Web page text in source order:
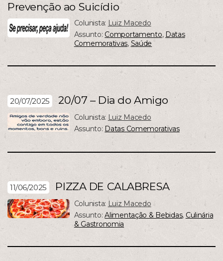
Prevenção ao Suicídio
Colunista: Luiz Macedo
Assunto: Comportamento, Datas
Comemorativas, Saúde
20/07/2025 20/07 – Dia do Amigo
Colunista: Luiz Macedo
Assunto: Datas Comemorativas
11/06/2025 PIZZA DE CALABRESA
Colunista: Luiz Macedo
Assunto:Alimentação & Bebidas, Culinária
& Gastronomia